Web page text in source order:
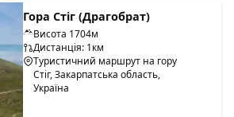
Гора Стіг (Драгобрат)
Висота 1704м
Дистанція: 1км
Туристичний маршрут на гору
Стіг, Закарпатська область,
Україна